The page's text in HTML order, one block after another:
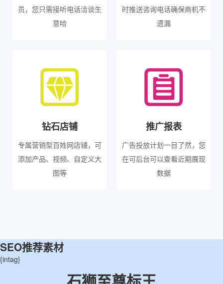
员，您只需接听电话洽谈生
意哈
时推送咨询电话确保商机不
遗漏
钻石店铺
专属营销型百姓网店铺，可
添加产品、视频、自定义大
图等
推广报表
广告投放计划一目了然，您
在可后台可以查看近期展现
数据
SEO推荐素材
{intag}